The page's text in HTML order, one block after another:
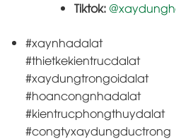
Tiktok:
#xaynhadalat
#thietkekientrucdalat
#xaydungtrongoidalat